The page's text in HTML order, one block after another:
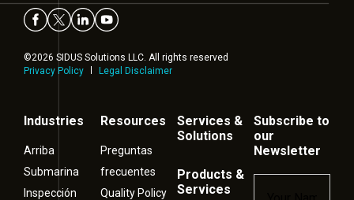
©2026 SIDUS Solutions LLC. All rights reserved
Privacy Policy
Legal Disclaimer
Industries
Arriba
Submarina
Inspección
Resources
Preguntas
frecuentes
Quality Policy
Services &
Solutions
Products &
Services
Subscribe to
our
Newsletter